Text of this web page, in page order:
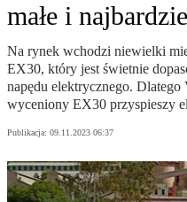
małe i
Na rynek wchodzi niewielki
EX30, który jest świetnie
napędu elektrycznego.
wyceniony EX30 przyspieszy
Publikacja: 09.11.2023 06:37